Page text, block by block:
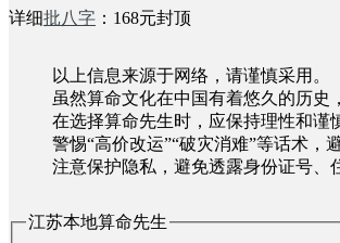
详细批八字 ：168元封顶
以上信息来源于网络，请谨慎采用。
虽然算命文化在中国有着悠久的历史
在选择算命先生时，应保持理性和谨
警惕“高价改运”“破灾消难”等话术，
注意保护隐私，避免透露身份证号、
江苏本地算命先生